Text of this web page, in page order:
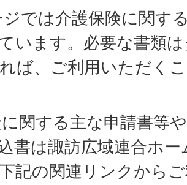
では介護保険に関す
います。必要な書類
ば、ご利用いただく
関する主な申請書等
書は諏訪広域連合ホ
記の関連リンクから